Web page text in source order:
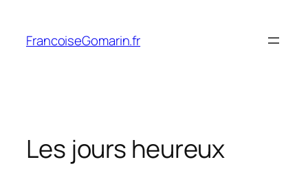
contenu
FrancoiseGomarin.fr
Les jours heureux